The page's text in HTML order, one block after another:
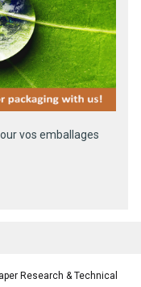
vos emballages
Research & Technical